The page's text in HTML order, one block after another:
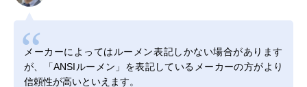
メーカーによってはルーメン表記しかない場合があります
が、「ANSIルーメン」を表記しているメーカーの方がより
信頼性が高いといえます。